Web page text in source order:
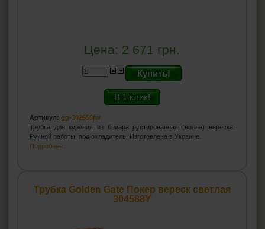
Цена: 2 671 грн.
Купить!
В 1 клик!
Артикул: gg-302555fw
Трубка для курения из бриара рустированная (волна) вереска.
Ручной работы, под охладитель. Изготовлена в Украине.
Подробнее...
Трубка Golden Gate Покер вереск светлая
304588Y